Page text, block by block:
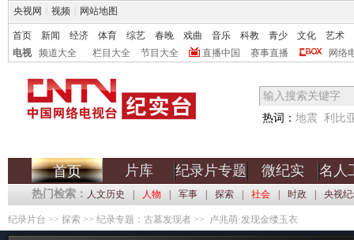
央视网 视频 网站地图
首页 新闻 经济 体育 综艺 春晚 戏曲 音乐 科教 青少 文化
艺术
电视
频道大全 栏目大全 节目大全 直播中国 赛事直播 网络
热词： 地震 利比
首页 片库 纪录片专题 微纪实 名人
热门检索： 人文历史 人物 军事 探索 社会 时政 央视
纪录片台 >> 探索 >> 纪录专题：古墓发现者 >> 卢兆萌·发现金缕玉衣